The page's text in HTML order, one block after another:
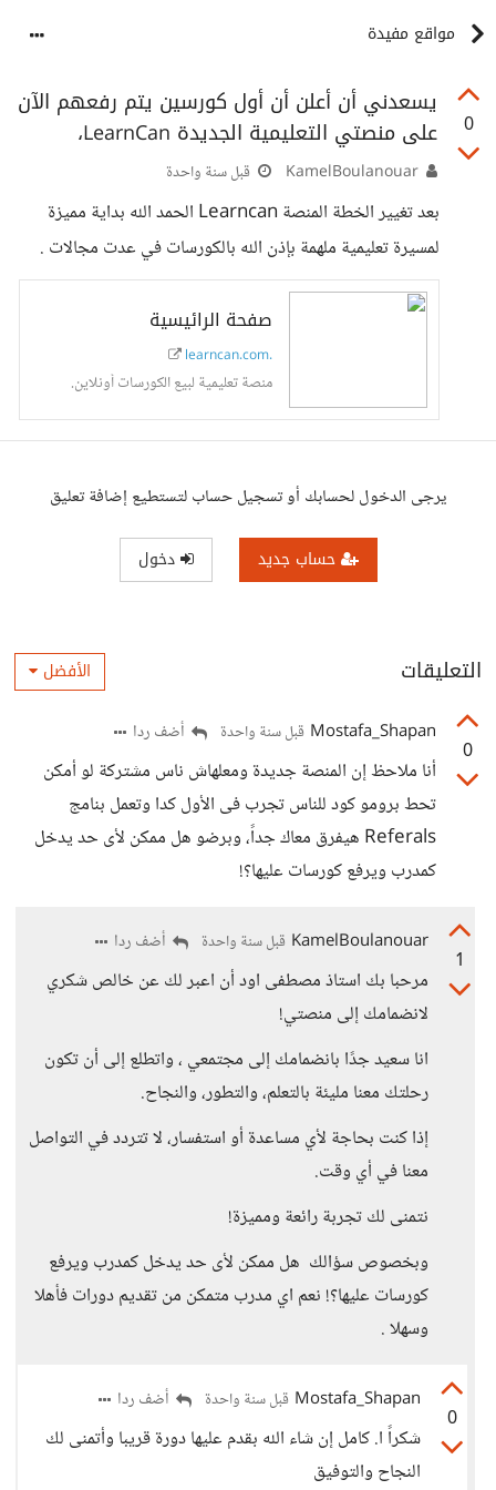
مواقع مفيدة
0
يسعدني أن أعلن أن أول كورسين يتم رفعهم الآن
على منصتي التعليمية الجديدة LearnCan،
قبل سنة واحدة
بعد تغيير الخطة المنصة Learncan الحمد الله بداية مميزة
لمسيرة تعليمية ملهمة بإذن الله بالكورسات في عدت مجالات .
صفحة الرائيسية
learncan.com.
منصة تعليمية لبيع الكورسات أونلاين.
يرجى الدخول لحسابك أو تسجيل حساب لتستطيع إضافة تعليق
حساب جديد دخول
التعليقات الأفضل
0
Mostafa_Shapan قبل سنة واحدة أضف ردا
أنا ملاحظ إن المنصة جديدة ومعلهاش ناس مشتركة لو أمكن
تحط برومو كود للناس تجرب فى الأول كدا وتعمل بنامج
Referals هيفرق معاك جداً، وبرضو هل ممكن لأى حد يدخل
كمدرب ويرفع كورسات عليها؟!
1
KamelBoulanouar قبل سنة واحدة أضف ردا
مرحبا بك استاذ مصطفى اود أن اعبر لك عن خالص شكري
لانضمامك إلى منصتي!
انا سعيد جدًا بانضمامك إلى مجتمعي ، واتطلع إلى أن تكون
رحلتك معنا مليئة بالتعلم، والتطور، والنجاح.
إذا كنت بحاجة لأي مساعدة أو استفسار، لا تتردد في التواصل
معنا في أي وقت.
نتمنى لك تجربة رائعة ومميزة!
وبخصوص سؤالك هل ممكن لأى حد يدخل كمدرب ويرفع
كورسات عليها؟! نعم اي مدرب متمكن من تقديم دورات فأهلا
وسهلا .
0
Mostafa_Shapan قبل سنة واحدة أضف ردا
شكراً ا. كامل إن شاء الله بقدم عليها دورة قريبا وأتمنى لك
النجاح والتوفيق